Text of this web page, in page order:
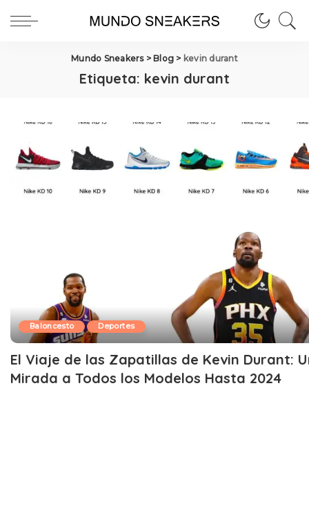
Mundo Sneakers> Blog > kevin durant
Etiqueta: kevin durant
Baloncesto Deportes
El Viaje de las Zapatillas de Kevin Durant:
Mirada a Todos los Modelos Hasta 2024